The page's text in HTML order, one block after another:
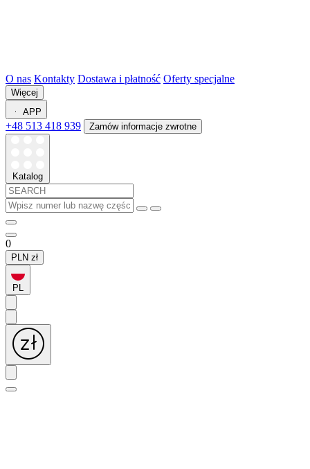
O nas Kontakty Dostawa i płatność Oferty specjalne
Więcej
APP
+48 513 418 939 Zamów informacje zwrotne
Katalog
0
PLN zł
PL